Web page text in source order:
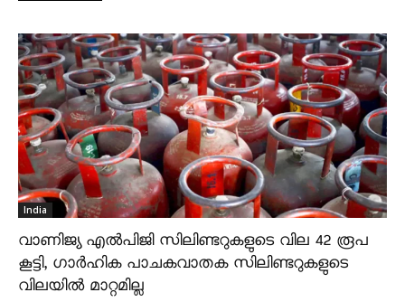
India
വാണിജ്യ എൽപിജി സിലിണ്ടറുകളുടെ വില 42 രൂപ
കൂട്ടി, ഗാർഹിക പാചകവാതക സിലിണ്ടറുകളുടെ
വിലയിൽ മാറ്റമില്ല